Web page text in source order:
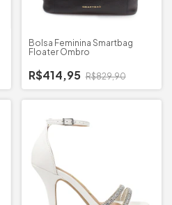
Bolsa Feminina Smartbag
Floater Ombro
R$414,95 R$829,90